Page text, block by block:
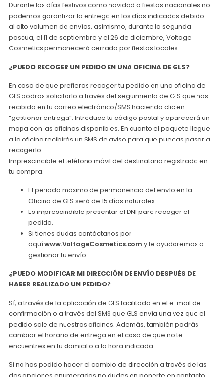
Durante los días festivos como navidad o fiestas nacionales no
podemos garantizar la entrega en los días indicados debido
al alto volumen de envíos, asimismo, durante la segunda
pascua, el 11 de septiembre y el 26 de diciembre, Voltage
Cosmetics permanecerá cerrado por fiestas locales.
¿PUEDO RECOGER UN PEDIDO EN UNA OFICINA DE GLS?
En caso de que prefieras recoger tu pedido en una oficina de
GLS podrás solicitarlo a través del seguimiento de GLS que has
recibido en tu correo electrónico/SMS haciendo clic en
“gestionar entrega”. Introduce tu código postal y aparecerá un
mapa con las oficinas disponibles. En cuanto el paquete llegue
a la oficina recibirás un SMS de aviso para que puedas pasar a
recogerlo.
Imprescindible el teléfono móvil del destinatario registrado en
tu compra.
El periodo máximo de permanencia del envío en la
Oficina de GLS será de 15 días naturales.
Es imprescindible presentar el DNI para recoger el
pedido.
Si tienes dudas contáctanos por
aquíwww.VoltageCosmetics.com y te ayudaremos a
gestionar tu envío.
¿PUEDO MODIFICAR MI DIRECCIÓN DE ENVÍO DESPUÉS DE
HABER REALIZADO UN PEDIDO?
Sí, a través de la aplicación de GLS facilitada en el e-mail de
confirmación o a través del SMS que GLS envía una vez que el
pedido sale de nuestras oficinas. Además, también podrás
cambiar el horario de entrega en el caso de que no te
encuentres en tu domicilio a la hora indicada.
Si no has podido hacer el cambio de dirección a través de las